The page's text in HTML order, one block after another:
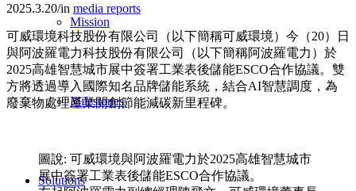
Mission
Milestones
Solutions
2025.3.20/in media reports
可威環境科技股份有限公司（以下簡稱可威環境）今（20）日
與阿波羅電力科技股份有限公司（以下簡稱阿波羅電力）於
2025高雄智慧城市展中簽署工業表後儲能ESCO合作協議。雙
方將透過導入國際知名品牌儲能系統，結合AI智慧調度，為
廢棄物處理產業開創節能減碳新里程碑。
圖說: 可威環境與阿波羅電力於2025高雄智慧城市
展中簽署工業表後儲能ESCO合作協議。